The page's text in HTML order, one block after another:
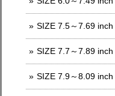
SIZE 7.5～7.69 inch
SIZE 7.7～7.89 inch
SIZE 7.9～8.09 inch